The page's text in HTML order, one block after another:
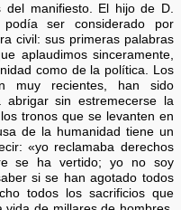
del manifiesto. El hijo de D.
ser considerado por
civil: sus primeras palabras
aplaudimos sinceramente,
como de la política. Los
muy recientes, han sido
sin estremecerse la
tronos que se levanten en
de la humanidad tiene un
«yo reclamaba derechos
se ha vertido; yo no soy
si se han agotado todos
todos los sacrificios que